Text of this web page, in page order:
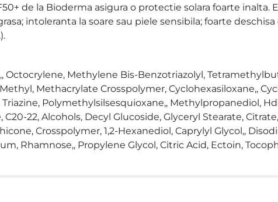
de la Bioderma asigura o protectie solara foarte
intoleranta la soare sau piele sensibila; foarte
Octocrylene, Methylene Bis-Benzotriazolyl,
Methacrylate Crosspolymer, Cyclohexasiloxane,,
Polymethylsilsesquioxane,, Methylpropanediol,
22, Alcohols, Decyl Glucoside, Glyceryl Stearate,
Crosspolymer, 1,2-Hexanediol, Caprylyl Glycol,,
Rhamnose,, Propylene Glycol, Citric Acid, Ectoin,